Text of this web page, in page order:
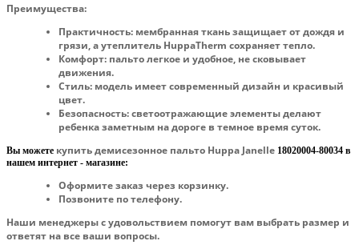
Преимущества:
Практичность: мембранная ткань защищает от дождя и
грязи, а утеплитель HuppaTherm сохраняет тепло.
Комфорт: пальто легкое и удобное, не сковывает
движения.
Стиль: модель имеет современный дизайн и красивый
цвет.
Безопасность:светоотражающие элементы делают
ребенка заметным на дороге в темное время суток.
Вы можете купить демисезонное пальто Huppa Janelle 18020004-80034 в
нашем интернет - магазине:
Оформите заказ через корзинку.
Позвоните по телефону.
Наши менеджеры с удовольствием помогут вам выбрать размер и
ответят на все ваши вопросы.